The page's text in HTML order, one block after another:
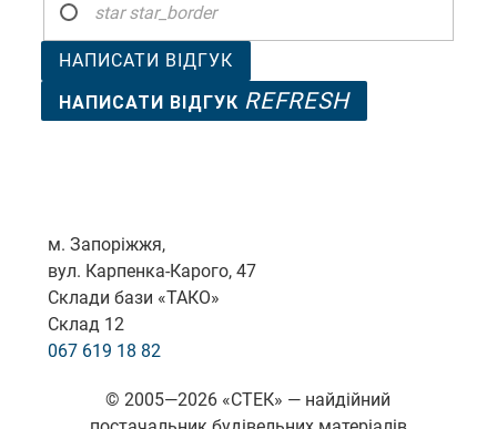
star star_border
НАПИСАТИ ВІДГУК
НАПИСАТИ ВІДГУК REFRESH
м. Запоріжжя,
вул. Карпенка-Карого, 47
Склади бази «ТАКО»
Склад 12
067 619 18 82
© 2005—2026 «СТЕК» — найдійний